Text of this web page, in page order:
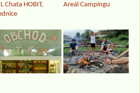
Chata HOBIT,
Areál Campingu